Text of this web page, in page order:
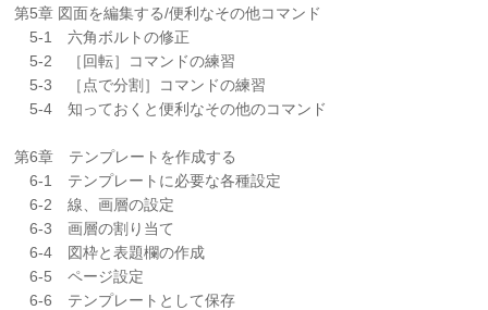
第5章 図面を編集する/便利なその他コマンド
5-1 六角ボルトの修正
5-2 ［回転］コマンドの練習
5-3 ［点で分割］コマンドの練習
5-4 知っておくと便利なその他のコマンド
第6章 テンプレートを作成する
6-1 テンプレートに必要な各種設定
6-2 線、画層の設定
6-3 画層の割り当て
6-4 図枠と表題欄の作成
6-5 ページ設定
6-6 テンプレートとして保存